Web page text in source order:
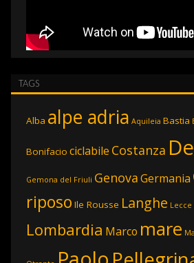
TAGS
Alba alpe adria Aquileia Bastia
Bonifacio ciclabile Costanza
Gemona del Friuli GenovaGermania
riposo Ile Rousse Langhe Lecce
Lombardia Marco mare